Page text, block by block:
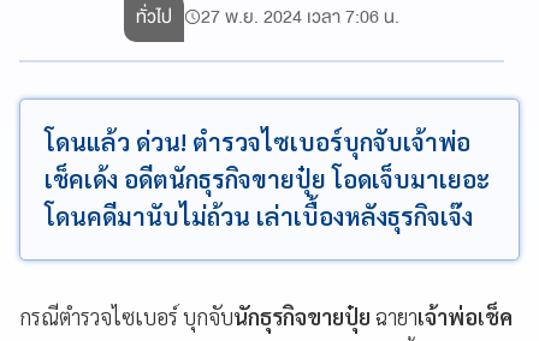
ทั่วไป 27 พ.ย. 2024 เวลา 7:06 น.
โดนแล้ว ด่วน! ตำรวจไซเบอร์บุกจับเจ้าพ่อ
เช็คเด้ง อดีตนักธุรกิจขายปุ๋ย โอดเจ็บมาเยอะ
โดนคดีมานับไม่ถ้วน เล่าเบื้องหลังธุรกิจเจ๊ง
กรณีตำรวจไซเบอร์ บุกจับนักธุรกิจขายปุ๋ย ฉายาเจ้าพ่อเช็ค